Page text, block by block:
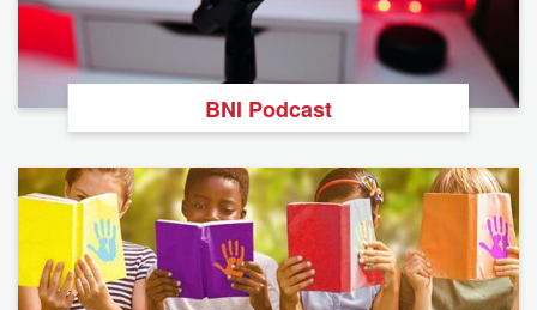
BNI Podcast